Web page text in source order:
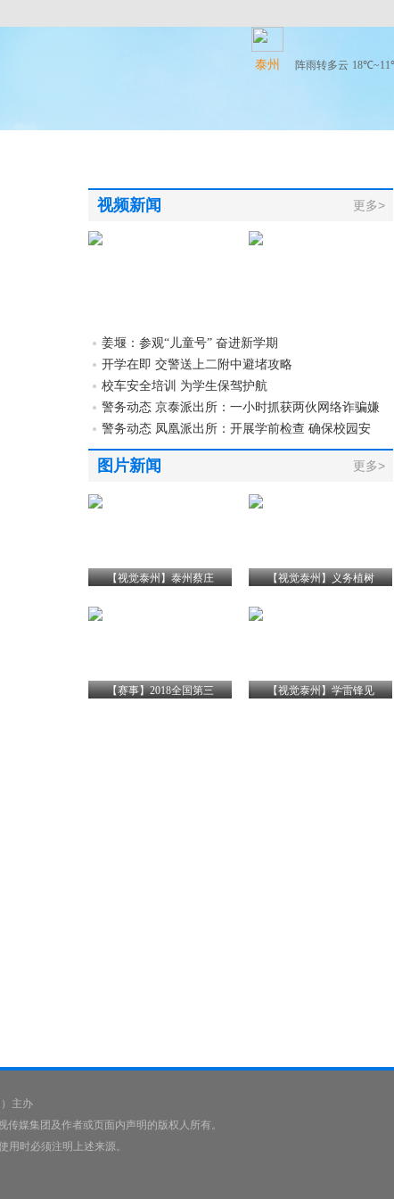
泰州 阵雨转多云
视频新闻 更多>
姜堰：参观“儿童号” 奋进新学期
开学在即 交警送上二附中避堵攻略
校车安全培训 为学生保驾护航
警务动态 京泰派出所：一小时抓获两伙网络诈骗嫌
警务动态 凤凰派出所：开展学前检查 确保校园安
图片新闻 更多>
【视觉泰州】泰州蔡庄 【视觉泰州】义务植树
【赛事】2018全国第三 【视觉泰州】学雷锋见
主办
媒集团及作者或页面内声明的版权人所有。
时必须注明上述来源。